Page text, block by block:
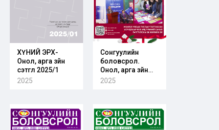
ХҮНИЙ ЭРХ-
Онол, арга зүйн
сэтгүүл 2025/1
2025
Сонгуулийн
боловсрол.
Онол, арга зүйн
сэтгүүл. Дугаар
2025